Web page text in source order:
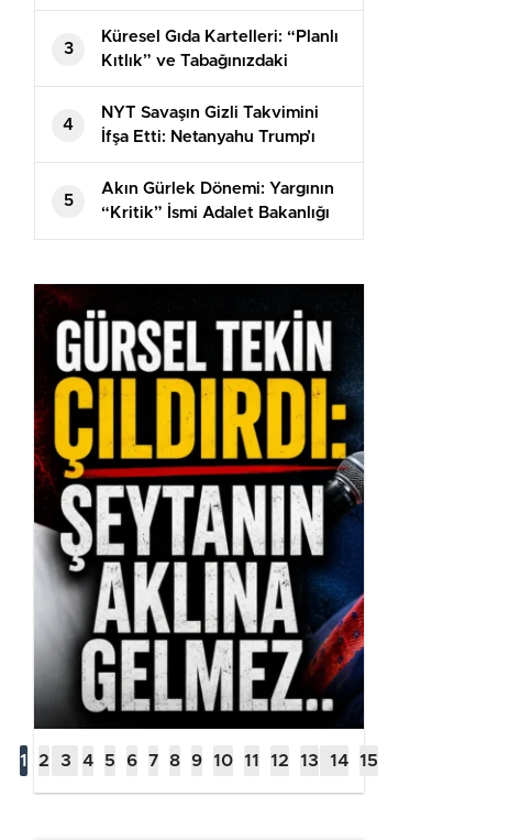
Casusluğu mu?
3
Küresel Gıda Kartelleri: “Planlı
Kıtlık” ve Tabağınızdaki
Görünmeyen El
4
NYT Savaşın Gizli Takvimini
İfşa Etti: Netanyahu Trump’ı
Nasıl İkna Etti?
5
Akın Gürlek Dönemi: Yargının
“Kritik” İsmi Adalet Bakanlığı
Koltuğunda – Perde Arkası